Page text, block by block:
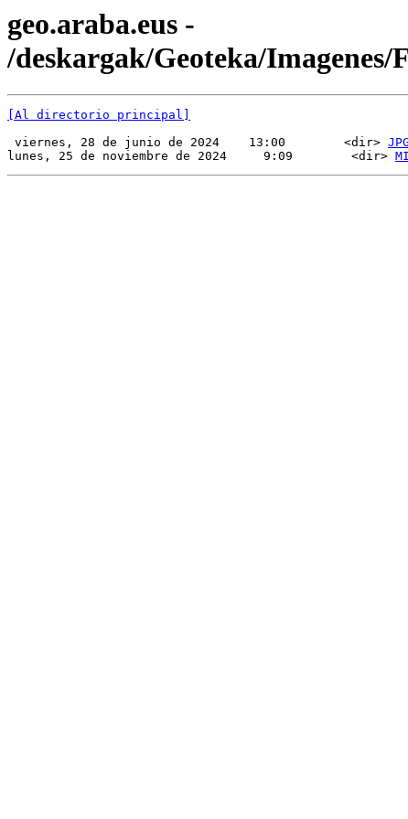
geo.araba.eus -
/deskargak/Geoteka/Imagenes/
[Al directorio principal]
viernes, 28 de junio de 2024    13:00        <dir> JPG
lunes, 25 de noviembre de 2024     9:09        <dir>